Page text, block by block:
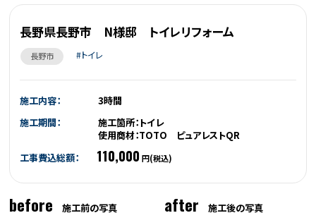
長野県長野市 N様邸 トイレリフォーム
長野市 トイレ
施工内容：
3時間
施工期間：
施工箇所：トイレ
使用商材：TOTO ピュアレストQR
工事費込総額：
110,000 円(税込)
before 施工前の写真 after 施工後の写真